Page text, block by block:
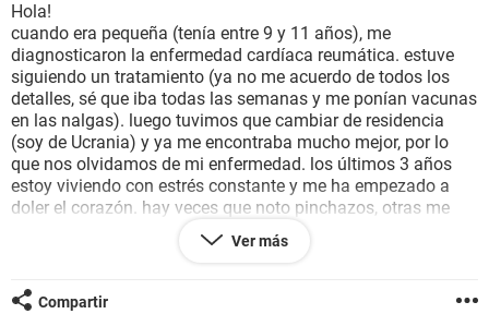
BIENESTAR
SEXUALIDAD
GLOSARIO
Hola!
cuando era pequeña (tenía entre 9 y 11 años), me
diagnosticaron la enfermedad cardíaca reumática. estuve
siguiendo un tratamiento (ya no me acuerdo de todos los
detalles, sé que iba todas las semanas y me ponían vacunas
en las nalgas). luego tuvimos que cambiar de residencia
(soy de Ucrania) y ya me encontraba mucho mejor, por lo
que nos olvidamos de mi enfermedad. los últimos 3 años
estoy viviendo con estrés constante y me ha empezado a
doler el corazón. hay veces que noto pinchazos, otras me
mi pregunta es: que hago? primero consulto con mi médico
actualmente estoy viviendo fuera de mi lugar de residencia
Ver más
Compartir